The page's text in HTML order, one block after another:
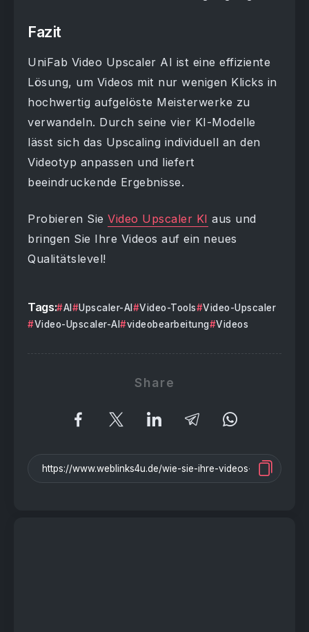
Fazit
UniFab Video Upscaler AI ist eine effiziente
Lösung, um Videos mit nur wenigen Klicks in
hochwertig aufgelöste Meisterwerke zu
verwandeln. Durch seine vier KI-Modelle
lässt sich das Upscaling individuell an den
Videotyp anpassen und liefert
beeindruckende Ergebnisse.
Probieren Sie Video Upscaler KI aus und
bringen Sie Ihre Videos auf ein neues
Qualitätslevel!
Tags: AI Upscaler-AI Video-Tools
Video-Upscaler
Video-Upscaler-AI
videobearbeitung Videos
Share